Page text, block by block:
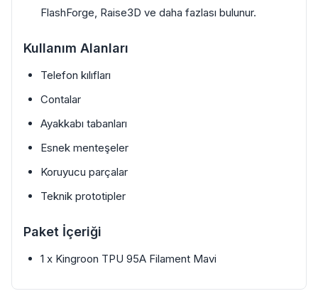
FlashForge, Raise3D ve daha fazlası bulunur.
Kullanım Alanları
Telefon kılıfları
Contalar
Ayakkabı tabanları
Esnek menteşeler
Koruyucu parçalar
Teknik prototipler
Paket İçeriği
1 x Kingroon TPU 95A Filament Mavi